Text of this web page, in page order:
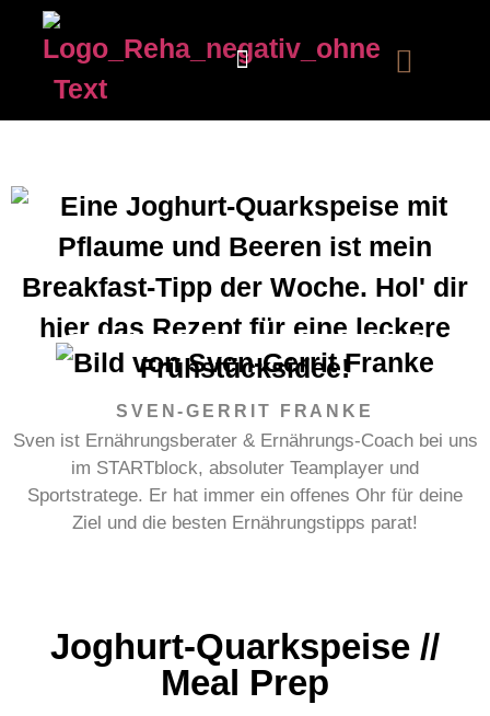
SVEN-GERRIT FRANKE
Sven ist Ernährungsberater & Ernährungs-Coach bei uns
im STARTblock, absoluter Teamplayer und
Sportstratege. Er hat immer ein offenes Ohr für deine
Ziel und die besten Ernährungstipps parat!
Joghurt-Quarkspeise //
Meal Prep